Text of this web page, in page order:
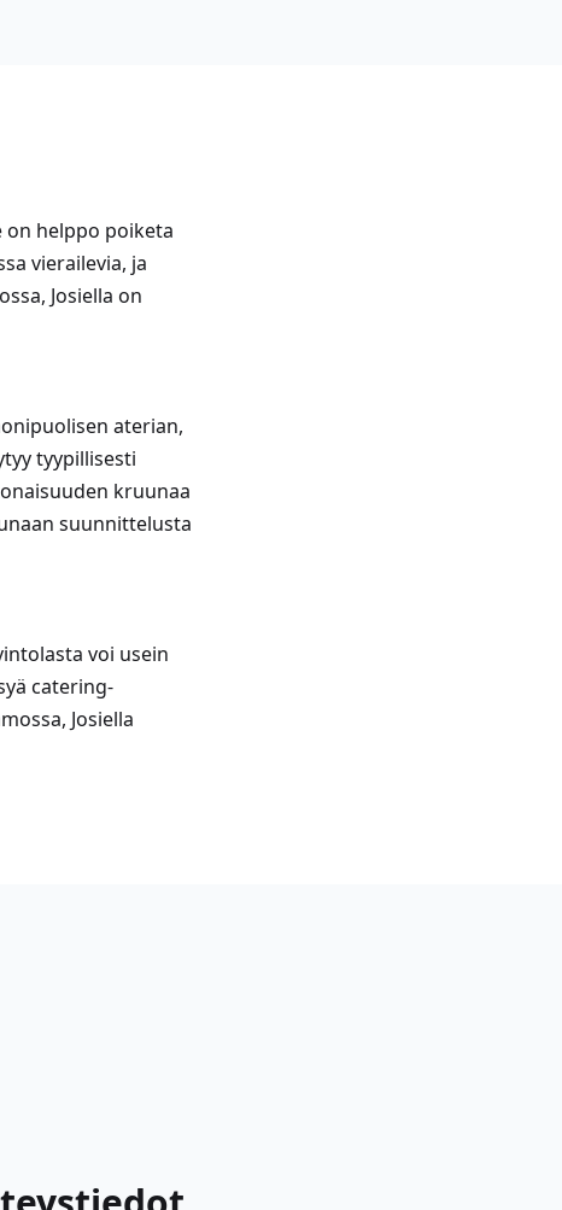
on helppo poiketa
vierailevia, ja
Josiella on
aterian,
tyypillisesti
kruunaa
suunnittelusta
voi usein
catering-
Josiella